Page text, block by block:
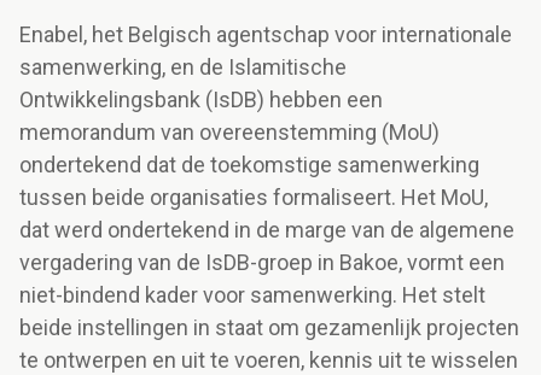
Enabel, het Belgisch agentschap voor internationale
samenwerking, en de Islamitische
Ontwikkelingsbank (IsDB) hebben een
memorandum van overeenstemming (MoU)
ondertekend dat de toekomstige samenwerking
tussen beide organisaties formaliseert. Het MoU,
dat werd ondertekend in de marge van de algemene
vergadering van de IsDB-groep in Bakoe, vormt een
niet-bindend kader voor samenwerking. Het stelt
beide instellingen in staat om gezamenlijk projecten
te ontwerpen en uit te voeren, kennis uit te wisselen